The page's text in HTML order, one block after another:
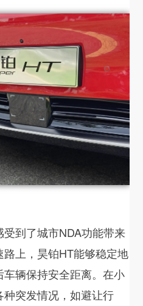
到了城市NDA功能带来
上，昊铂HT能够稳定地
辆保持安全距离。在小
突发情况，如避让行